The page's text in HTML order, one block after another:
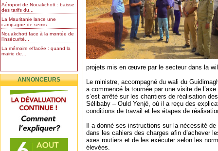
Aéroport de Nouakchott : baisse
des tarifs du...
La Mauritanie lance une
campagne de semis...
Nouakchott face à la montée de
l’insécurité...
La mémoire effacée : quand la
mairie de...
ANNONCEURS
projets mis en œuvre par le secteur dans la
Le ministre, accompagné du wali du
a commencé la tournée par une visite de
s’est arrêté sur les chantiers de réalisation
Sélibaby – Ould Yenjé, où il a reçu des
conditions de travail et les étapes de
Il a donné ses instructions sur la nécessité
dans les cahiers des charges afin d’achever
axes routiers et de les exécuter selon les
élevées.